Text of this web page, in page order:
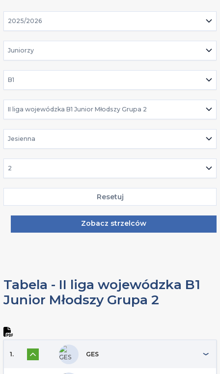
2025/2026
Juniorzy
B1
II liga wojewódzka B1 Junior Młodszy Grupa 2
Jesienna
2
Resetuj
Zobacz strzelców
Tabela - II liga wojewódzka B1
Junior Młodszy Grupa 2
1. GES